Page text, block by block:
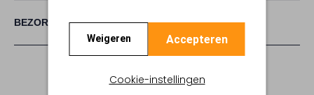
Weigeren Accepteren
Cookie-instellingen
BEZORGEN & RETOURNEREN